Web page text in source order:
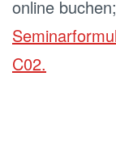
online
C02.